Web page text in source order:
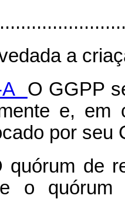
a
A O GGPP
e, em
por seu
de
o